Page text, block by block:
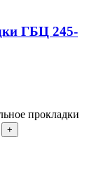
ГБЦ 245-
прокладки